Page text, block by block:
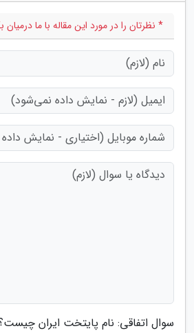
* نظرتان را در مورد این مقاله با ما درمیان
سوال اتفاقی: نام پایتخت ایران